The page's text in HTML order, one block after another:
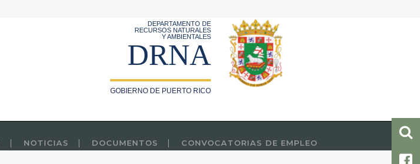
DEPARTAMENTO DE
RECURSOS NATURALES
Y AMBIENTALES
DRNA
GOBIERNO DE PUERTO RICO
NOTICIAS DOCUMENTOS CONVOCATORIAS DE EMPLEO